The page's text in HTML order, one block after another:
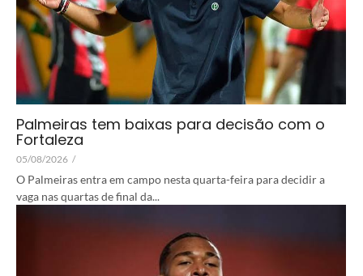
Palmeiras tem baixas para decisão com o
Fortaleza
05/08/2026 /
O Palmeiras entra em campo nesta quarta-feira para decidir a
vaga nas quartas de final da...